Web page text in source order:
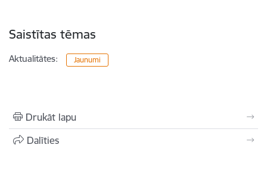
Saistītas tēmas
Aktualitātes: Jaunumi
Drukāt lapu
Dalīties